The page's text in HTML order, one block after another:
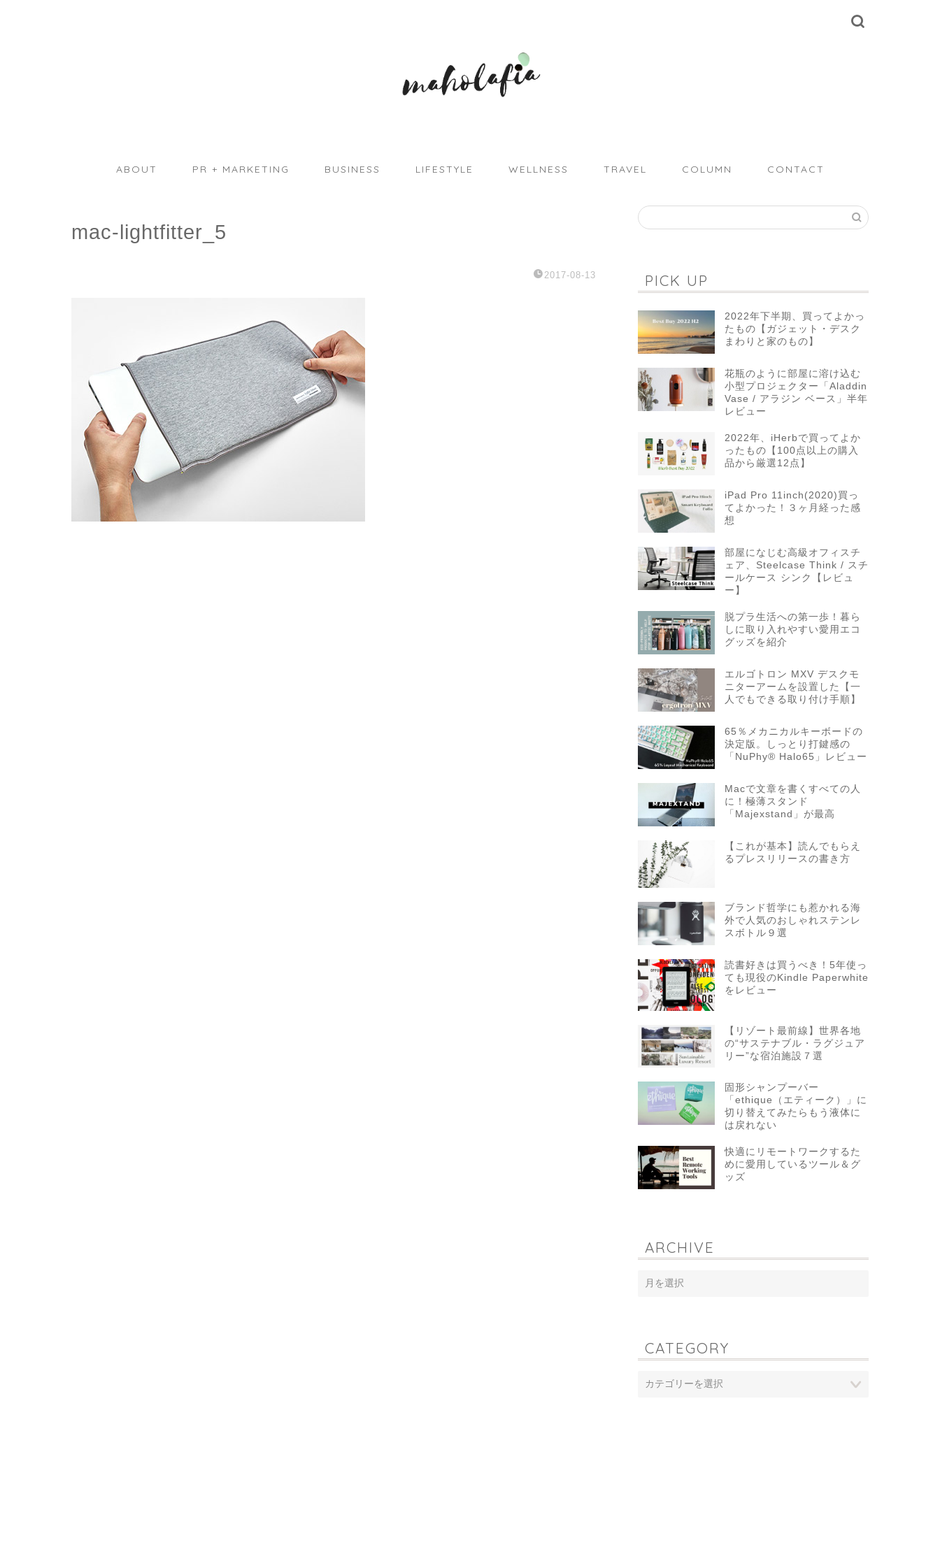
ABOUT PR + MARKETING BUSINESS LIFESTYLE WELLNESS TRAVEL COLUMN CONTACT
mac-lightfitter_5
2017-08-13 PICK UP
2022年下半期、買ってよかっ
たもの【ガジェット・デスク
まわりと家のもの】
花瓶のように部屋に溶け込む
小型プロジェクター「Aladdin
Vase / アラジン ベース」半年
レビュー
2022年、iHerbで買ってよか
ったもの【100点以上の購入
品から厳選12点】
iPad Pro 11inch(2020)買っ
てよかった！３ヶ月経った感
想
部屋になじむ高級オフィスチ
ェア、Steelcase Think / スチ
ールケース シンク【レビュ
ー】
脱プラ生活への第一歩！暮ら
しに取り入れやすい愛用エコ
グッズを紹介
エルゴトロン MXV デスクモ
ニターアームを設置した【一
人でもできる取り付け手順】
65％メカニカルキーボードの
決定版。しっとり打鍵感の
「NuPhy® Halo65」レビュー
Macで文章を書くすべての人
に！極薄スタンド
「Majexstand」が最高
【これが基本】読んでもらえ
るプレスリリースの書き方
ブランド哲学にも惹かれる海
外で人気のおしゃれステンレ
スボトル９選
読書好きは買うべき！5年使っ
ても現役のKindle Paperwhite
をレビュー
【リゾート最前線】世界各地
の“サステナブル・ラグジュア
リー”な宿泊施設７選
固形シャンプーバー
「ethique（エティーク）」に
切り替えてみたらもう液体に
は戻れない
快適にリモートワークするた
めに愛用しているツール＆グ
ッズ
ARCHIVE
CATEGORY